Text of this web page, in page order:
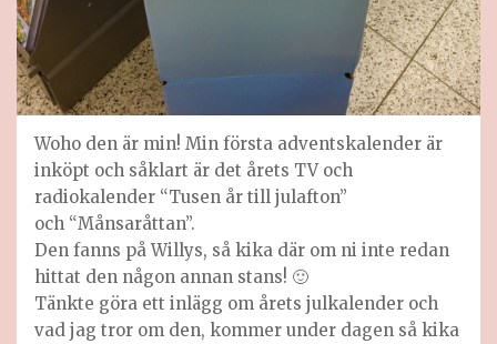
Woho den är min! Min första adventskalender är
inköpt och såklart är det årets TV och
radiokalender “Tusen år till julafton”
och “Månsaråttan”.
Den fanns på Willys, så kika där om ni inte redan
hittat den någon annan stans! 🙂
Tänkte göra ett inlägg om årets julkalender och
vad jag tror om den, kommer under dagen så kika